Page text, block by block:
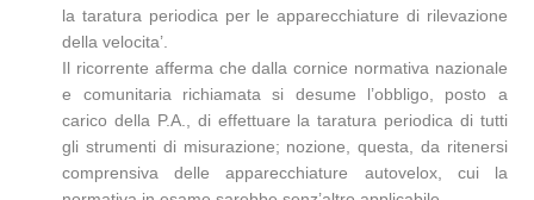
la taratura periodica per le apparecchiature di rilevazione
della velocita’.
Il ricorrente afferma che dalla cornice normativa nazionale
e comunitaria richiamata si desume l’obbligo, posto a
carico della P.A., di effettuare la taratura periodica di tutti
gli strumenti di misurazione; nozione, questa, da ritenersi
comprensiva delle apparecchiature autovelox, cui la